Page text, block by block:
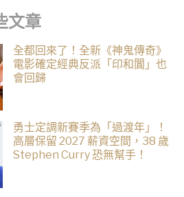
文章
全都回來了！全新《神鬼傳奇》
電影確定經典反派「印和闐」也
會回歸
勇士定調新賽季為「過渡年」！
高層保留 2027 薪資空間，38 歲
Stephen Curry 恐無幫手！